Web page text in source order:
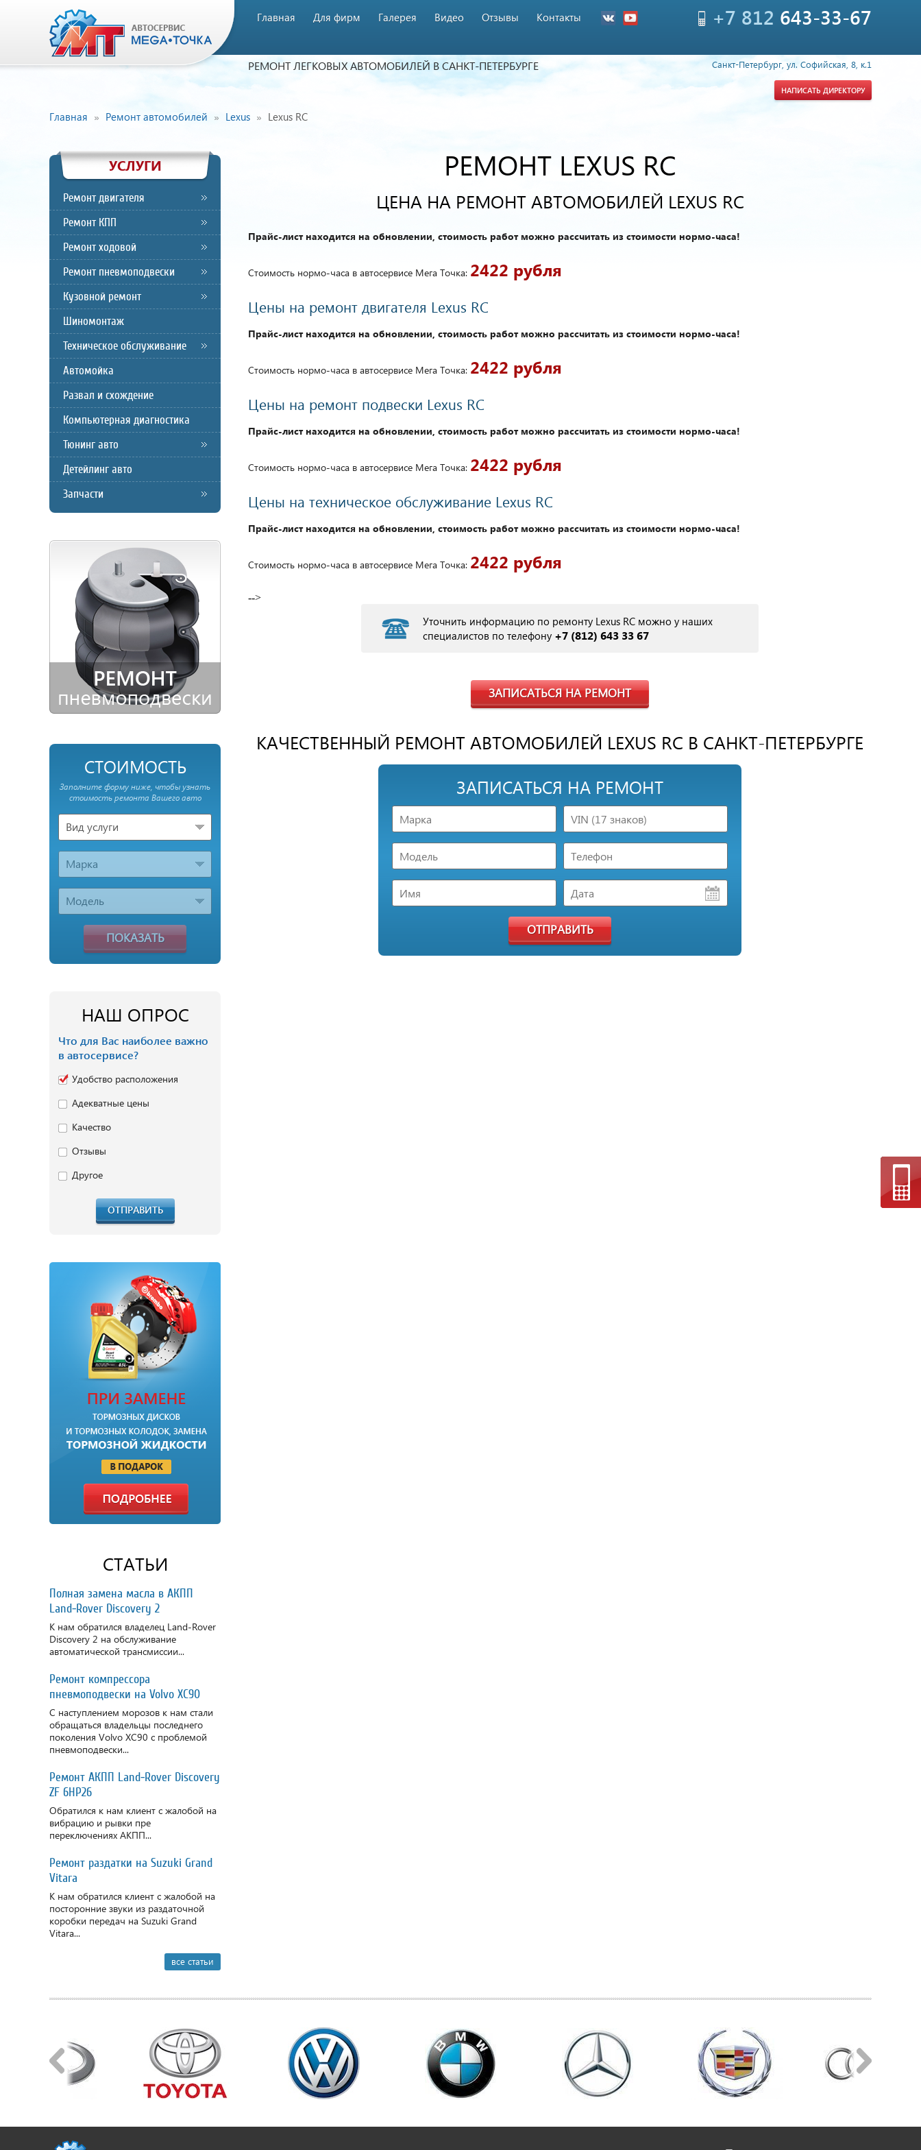
РЕМОНТ ЛЕГКОВЫХ АВТОМОБИЛЕЙ В САНКТ-ПЕТЕРБУРГЕ
Главная Для фирм Галерея Видео Отзывы Контакты +7 812 643-33-67
Санкт-Петербург, ул. Софийская, 8, к.1
НАПИСАТЬ ДИРЕКТОРУ
Главная Ремонт автомобилей Lexus Lexus RC
УСЛУГИ
Ремонт двигателя
Ремонт КПП
Ремонт ходовой
Ремонт пневмоподвески
Кузовной ремонт
Шиномонтаж
Техническое обслуживание
Автомойка
Развал и схождение
Компьютерная диагностика
Тюнинг авто
Детейлинг авто
Запчасти
СТОИМОСТЬ
Заполните форму ниже, чтобы узнать
стоимость ремонта Вашего авто
Вид услуги
Марка
Модель
ПОКАЗАТЬ
НАШ ОПРОС
Что для Вас наиболее важно
в автосервисе?
Удобство расположения
Адекватные цены
Качество
Отзывы
Другое
ОТПРАВИТЬ
СТАТЬИ
Полная замена масла в АКПП
Land-Rover Discovery 2
К нам обратился владелец Land-Rover
Discovery 2 на обслуживание
автоматической трансмиссии...
Ремонт компрессора
пневмоподвески на Volvo XC90
С наступлением морозов к нам стали
обращаться владельцы последнего
поколения Volvo XC90 с проблемой
пневмоподвески...
Ремонт АКПП Land-Rover Discovery
ZF 6HP26
Обратился к нам клиент с жалобой на
вибрацию и рывки пре
переключениях АКПП...
Ремонт раздатки на Suzuki Grand
Vitara
К нам обратился клиент с жалобой на
посторонние звуки из раздаточной
коробки передач на Suzuki Grand
Vitara...
все статьи
РЕМОНТ LEXUS RC
ЦЕНА НА РЕМОНТ АВТОМОБИЛЕЙ LEXUS RC
Прайс-лист находится на обновлении, стоимость работ можно рассчитать из стоимости нормо-часа!
Стоимость нормо-часа в автосервисе Мега Точка: 2422 рубля
Цены на ремонт двигателя Lexus RC
Прайс-лист находится на обновлении, стоимость работ можно рассчитать из стоимости нормо-часа!
Стоимость нормо-часа в автосервисе Мега Точка: 2422 рубля
Цены на ремонт подвески Lexus RC
Прайс-лист находится на обновлении, стоимость работ можно рассчитать из стоимости нормо-часа!
Стоимость нормо-часа в автосервисе Мега Точка: 2422 рубля
Цены на техническое обслуживание Lexus RC
Прайс-лист находится на обновлении, стоимость работ можно рассчитать из стоимости нормо-часа!
Стоимость нормо-часа в автосервисе Мега Точка: 2422 рубля
-->
Уточнить информацию по ремонту Lexus RC можно у наших
специалистов по телефону +7 (812) 643 33 67
ЗАПИСАТЬСЯ НА РЕМОНТ
КАЧЕСТВЕННЫЙ РЕМОНТ АВТОМОБИЛЕЙ LEXUS RC В САНКТ-ПЕТЕРБУРГЕ
ЗАПИСАТЬСЯ НА РЕМОНТ
ОТПРАВИТЬ